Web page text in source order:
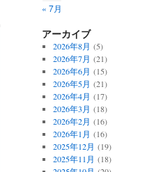
« 7月
アーカイブ
2026年8月 (5)
2026年7月 (21)
2026年6月 (15)
2026年5月 (21)
2026年4月 (17)
2026年3月 (18)
2026年2月 (16)
2026年1月 (16)
2025年12月 (19)
2025年11月 (18)